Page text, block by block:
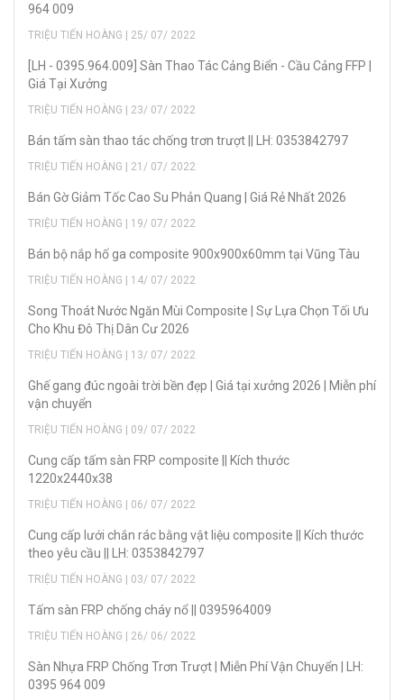
964 009
TRIỆU TIẾN HOÀNG | 25/ 07/ 2022
[LH - 0395.964.009] Sàn Thao Tác Cảng Biển - Cầu Cảng FFP |
Giá Tại Xưởng
TRIỆU TIẾN HOÀNG | 23/ 07/ 2022
Bán tấm sàn thao tác chống trơn trượt || LH: 0353842797
TRIỆU TIẾN HOÀNG | 21/ 07/ 2022
Bán Gờ Giảm Tốc Cao Su Phản Quang | Giá Rẻ Nhất 2026
TRIỆU TIẾN HOÀNG | 19/ 07/ 2022
Bán bộ nắp hố ga composite 900x900x60mm tại Vũng Tàu
TRIỆU TIẾN HOÀNG | 14/ 07/ 2022
Song Thoát Nước Ngăn Mùi Composite | Sự Lựa Chọn Tối Ưu
Cho Khu Đô Thị Dân Cư 2026
TRIỆU TIẾN HOÀNG | 13/ 07/ 2022
Ghế gang đúc ngoài trời bền đẹp | Giá tại xưởng 2026 | Miễn phí
vận chuyển
TRIỆU TIẾN HOÀNG | 09/ 07/ 2022
Cung cấp tấm sàn FRP composite || Kích thước
1220x2440x38
TRIỆU TIẾN HOÀNG | 06/ 07/ 2022
Cung cấp lưới chắn rác bằng vật liệu composite || Kích thước
theo yêu cầu || LH: 0353842797
TRIỆU TIẾN HOÀNG | 03/ 07/ 2022
Tấm sàn FRP chống cháy nổ || 0395964009
TRIỆU TIẾN HOÀNG | 26/ 06/ 2022
Sàn Nhựa FRP Chống Trơn Trượt | Miễn Phí Vận Chuyển | LH:
0395 964 009